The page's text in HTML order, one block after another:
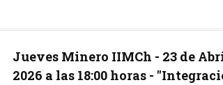
Jueves Minero IIMCh - 23 de
2026 a las 18:00 horas -